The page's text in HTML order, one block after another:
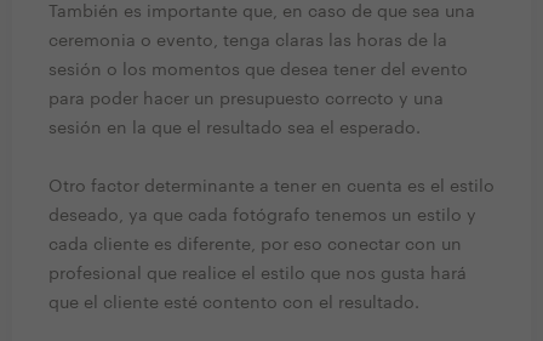
También es importante que, en caso de que sea una
ceremonia o evento, tenga claras las horas de la
sesión o los momentos que desea tener del evento
para poder hacer un presupuesto correcto y una
sesión en la que el resultado sea el esperado.
Otro factor determinante a tener en cuenta es el estilo
deseado, ya que cada fotógrafo tenemos un estilo y
cada cliente es diferente, por eso conectar con un
profesional que realice el estilo que nos gusta hará
que el cliente esté contento con el resultado.